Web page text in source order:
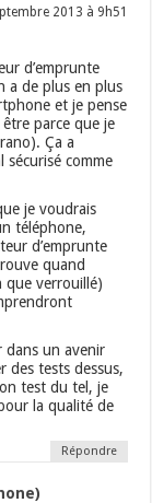
2013 à 9h51
d’emprunte
a de plus en plus
et je pense
être parce que je
Ça a
sécurisé comme
je voudrais
téléphone,
d’emprunte
quand
que verrouillé)
dans un avenir
des tests dessus,
test du tel, je
la qualité de
Répondre